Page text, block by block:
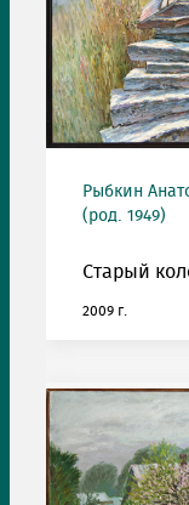
Рыбкин
(род. 1949)
Старый
2009 г.